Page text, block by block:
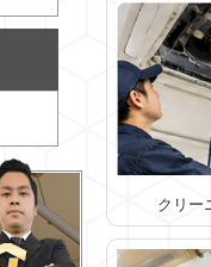
クリー